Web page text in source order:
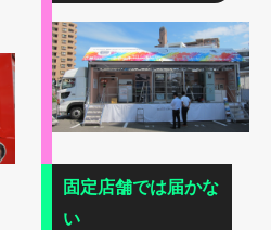
固定店舗では届かな
い